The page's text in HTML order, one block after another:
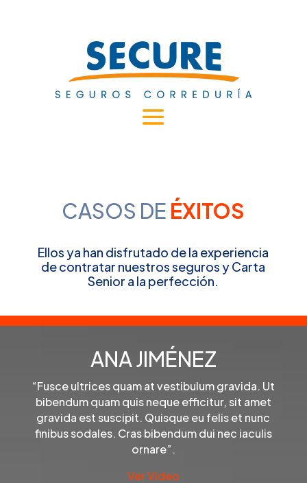
CASOS DE ÉXITOS
Ellos ya han disfrutado de la experiencia
de contratar nuestros seguros y Carta
Senior a la perfección.
ANA JIMÉNEZ
“Fusce ultrices quam at vestibulum gravida. Ut
bibendum quam quis neque efficitur, sit amet
gravida est suscipit. Quisque eu felis et nunc
finibus sodales. Cras bibendum dui nec iaculis
ornare”.
Ver Video